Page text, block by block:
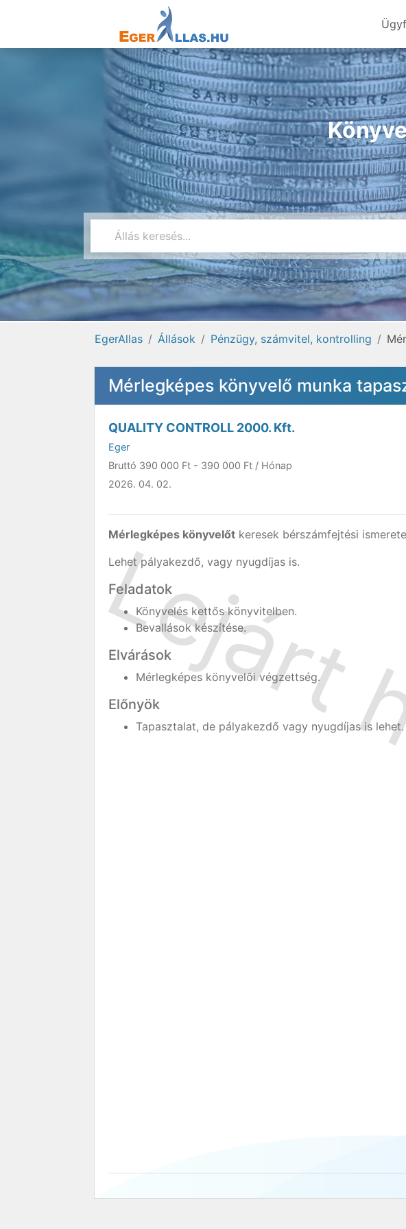
EgerAllas Állások Pénzügy, számvitel, kontrolling
Mérlegképes könyvelő munka
QUALITY CONTROLL 2000. Kft.
Eger
Bruttó 390 000 Ft - 390 000 Ft / Hónap
2026. 04. 02.
Mérlegképes könyvelőt keresek bérszámfejtési
Lehet pályakezdő, vagy nyugdíjas is.
Feladatok
Könyvelés kettős könyvitelben.
Bevallások készítése.
Elvárások
Mérlegképes könyvelői végzettség.
Előnyök
Tapasztalat, de pályakezdő vagy nyugdíjas is lehet.